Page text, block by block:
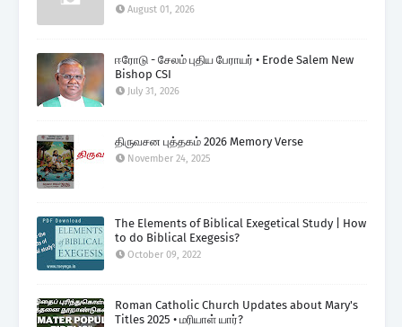
August 01, 2026
ஈரோடு - சேலம் புதிய பேராயர் • Erode Salem New
Bishop CSI
July 31, 2026
திருவசன புத்தகம் 2026 Memory Verse
November 24, 2025
The Elements of Biblical Exegetical Study | How
to do Biblical Exegesis?
October 09, 2022
Roman Catholic Church Updates about Mary's
Titles 2025 • மரியாள் யார்?